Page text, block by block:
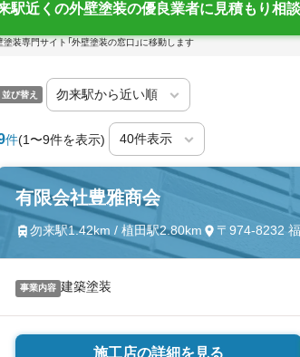
駅近くの外壁塗装の優良業者に見積もり相談
装専門サイト「外壁塗装の窓口」に移動します
並び替え
件(1〜9件を表示)
有限会社豊雅商会
勿来駅1.42km / 植田駅2.80km 〒974-8232
事業内容 建築塗装
施工店の詳細を見る